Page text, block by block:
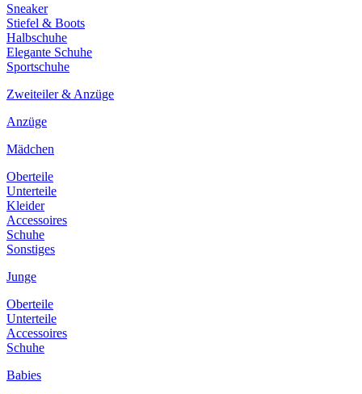
Sneaker
Stiefel & Boots
Halbschuhe
Elegante Schuhe
Sportschuhe
Zweiteiler & Anzüge
Anzüge
Mädchen
Oberteile
Unterteile
Kleider
Accessoires
Schuhe
Sonstiges
Junge
Oberteile
Unterteile
Accessoires
Schuhe
Babies